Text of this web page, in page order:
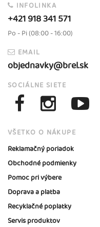
INFOLINKA
+421 918 341 571
Po - Pi (08:00 - 16:00)
EMAIL
objednavky@brel.sk
SOCIÁLNE SIETE
VŠETKO O NÁKUPE
Reklamačný poriadok
Obchodné podmienky
Pomoc pri výbere
Doprava a platba
Recyklačné poplatky
Servis produktov